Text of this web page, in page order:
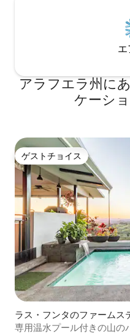
アラフエラ州に
ケーシ
ゲストチョイス
ゲストチョイス
ラス・フンタのファームス
専用温水プール付きの山の